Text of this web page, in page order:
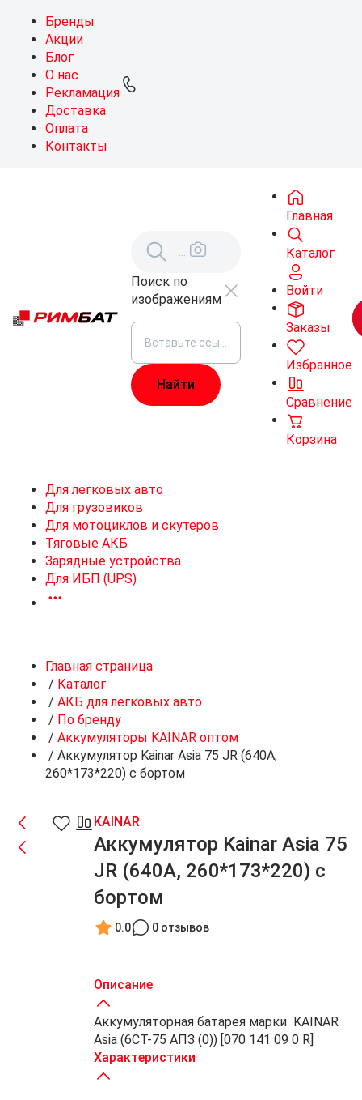
Бренды
Акции
Блог
О нас
Рекламация
Доставка
Оплата
Контакты
Поиск по
изображениям
Главная
Каталог
Войти
Заказы
Избранное
Сравнение
Корзина
Для легковых авто
Для грузовиков
Для мотоциклов и скутеров
Тяговые АКБ
Зарядные устройства
Для ИБП (UPS)
Главная страница
/ Каталог
/ АКБ для легковых авто
/ По бренду
/ Аккумуляторы KAINAR оптом
/ Аккумулятор Kainar Asia 75 JR (640A,
260*173*220) с бортом
KAINAR
Аккумулятор Kainar Asia 75
JR (640A, 260*173*220) с
бортом
0.0 0 отзывов
Описание
Аккумуляторная батарея марки KAINAR
Asia (6СТ-75 АПЗ (0)) [070 141 09 0 R]
Характеристики